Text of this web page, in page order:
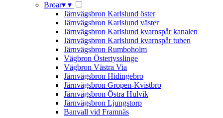
Broar▾ ▾
Järnvägsbron Karlslund öster
Järnvägsbron Karlslund väster
Järnvägsbron Karlslund kvarnspår kanalen
Järnvägsbron Karlslund kvarnspår tuben
Järnvägsbron Rumboholm
Vägbron Östertysslinge
Vägbron Västra Via
Järnvägsbron Hidingebro
Järnvägsbron Gropen-Kvistbro
Järnvägsbron Östra Hulvik
Järnvägsbron Ljungstorp
Banvall vid Framnäs